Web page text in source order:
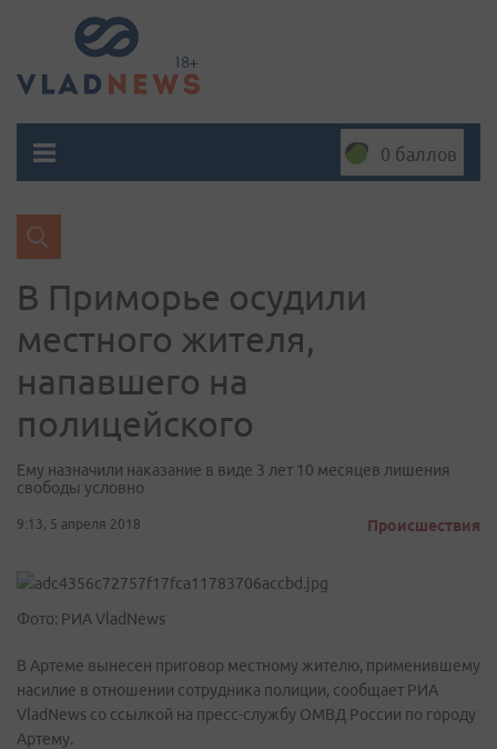
0 баллов
В Приморье осудили
местного жителя,
напавшего на
полицейского
Ему назначили наказание в виде 3 лет 10 месяцев лишения
свободы условно
9:13, 5 апреля 2018 Происшествия
Фото: РИА VladNews
В Артеме вынесен приговор местному жителю, применившему
насилие в отношении сотрудника полиции, сообщает РИА
VladNews со ссылкой на пресс-службу ОМВД России по городу
Артему.